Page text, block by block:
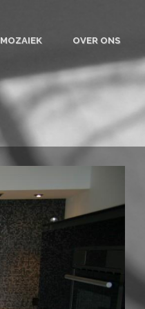
MOZAIEK OVER ONS